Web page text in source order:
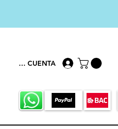
MI CUENTA